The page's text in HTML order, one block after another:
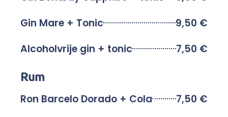
Gin Mare + Tonic
9,50 €
Alcoholvrije gin + tonic
7,50 €
Rum
Ron Barcelo Dorado + Cola
7,50 €